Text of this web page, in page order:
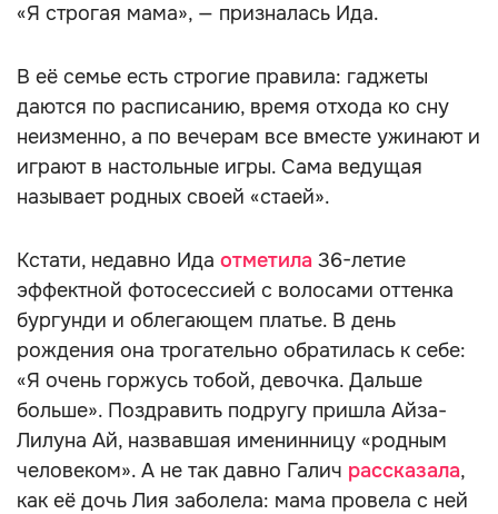
«Я строгая мама», — призналась Ида.
В её семье есть строгие правила: гаджеты
даются по расписанию, время отхода ко сну
неизменно, а по вечерам все вместе ужинают и
играют в настольные игры. Сама ведущая
называет родных своей «стаей».
Кстати, недавно Ида отметила 36-летие
эффектной фотосессией с волосами оттенка
бургунди и облегающем платье. В день
рождения она трогательно обратилась к себе:
«Я очень горжусь тобой, девочка. Дальше
больше». Поздравить подругу пришла Айза-
Лилуна Ай, назвавшая именинницу «родным
человеком». А не так давно Галич рассказала,
как её дочь Лия заболела: мама провела с ней